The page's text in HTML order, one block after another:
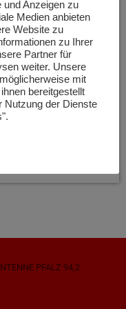
Ralf Schmitt, ist
Beamte der
Presse mit.
bekannt. Bis zum
PFALZ 94,2
und Anzeigen zu
Medien anbieten
Website zu
zu Ihrer
Partner für
weiter. Unsere
mit
bereitgestellt
Nutzung der Dienste